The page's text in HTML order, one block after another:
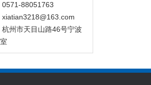
88051763
州市天目山路46号宁波